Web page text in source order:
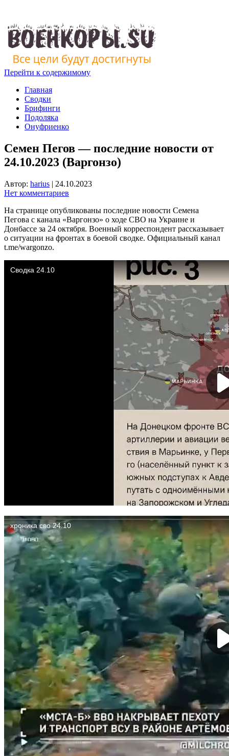
Перейти к содержимому
Главная
Сводки
Брифинги
Подоляка
Онуфриенко
Семен Пегов — последние новости от
24.10.2023 (Варгонзо)
Автор: harius | 24.10.2023
Нет комментариев
На странице опубликованы последние новости Семена
Пегова с канала «Варгонзо» о ходе СВО на Украине и
Донбассе за 24 октября. Военный корреспондент рассказывает
о ситуации на фронтах в боевой сводке. Официальный канал
t.me/wargonzo.